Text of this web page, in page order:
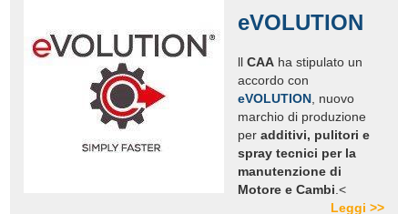
eVOLUTION
llCAA ha stipulato un
accordo con
eVOLUTION , nuovo
marchio di produzione
peradditivi, pulitori e
spray tecnici per la
manutenzione di
Motore e Cambi .<
Leggi >>